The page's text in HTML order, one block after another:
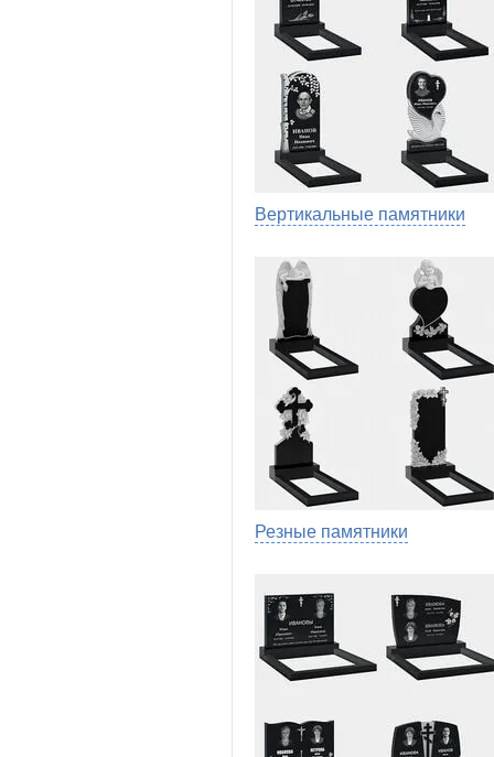
Вертикальные памятники
Резные памятники